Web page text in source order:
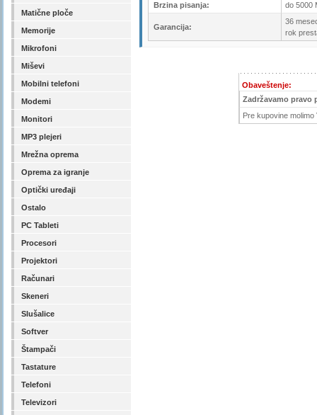
Matične ploče
Memorije
Mikrofoni
Miševi
Mobilni telefoni
Modemi
Monitori
MP3 plejeri
Mrežna oprema
Oprema za igranje
Optički uređaji
Ostalo
PC Tableti
Procesori
Projektori
Računari
Skeneri
Slušalice
Softver
Štampači
Tastature
Telefoni
Televizori
Brzina pisanja:
do 5000
Garancija:
36
rok
Obaveštenje:
Zadržavamo pravo
Pre kupovine